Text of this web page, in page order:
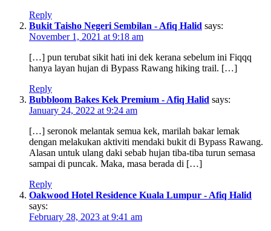
Reply
Bukit Taisho Negeri Sembilan - Afiq Halid says:
November 1, 2021 at 9:18 am
[…] pun terubat sikit hati ini dek kerana sebelum ini Fiqqq
hanya layan hujan di Bypass Rawang hiking trail. […]
Reply
Bubbloom Bakes Kek Premium - Afiq Halid says:
January 24, 2022 at 9:24 am
[…] seronok melantak semua kek, marilah bakar lemak
dengan melakukan aktiviti mendaki bukit di Bypass Rawang.
Alasan untuk ulang daki sebab hujan tiba-tiba turun semasa
sampai di puncak. Maka, masa berada di […]
Reply
Oakwood Hotel Residence Kuala Lumpur - Afiq Halid
says:
February 28, 2023 at 9:41 am